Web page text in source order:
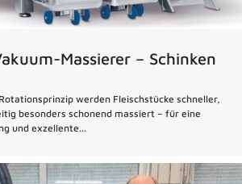
Massierer – Schinken
werden Fleischstücke schneller,
besonders schonend massiert – für eine
und exzellente...